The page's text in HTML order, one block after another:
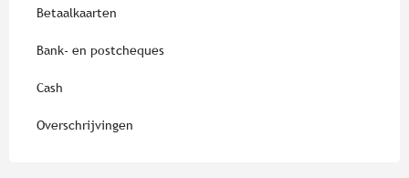
Betaalkaarten
Bank- en postcheques
Cash
Overschrijvingen